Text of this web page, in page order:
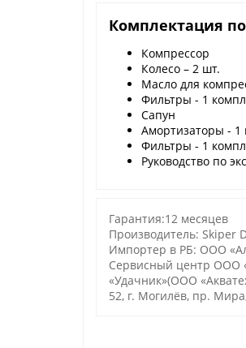
Комплектация
Компрессор
Колесо – 2 шт.
Масло для
Фильтры - 1
Сапун
Амортизаторы - 1
Фильтры - 1
Руководство по
Гарантия:12 месяцев
Производитель: Skiper
Импортер в РБ: ООО
Сервисный центр ООО
«Удачник»(ООО
52, г. Могилёв, пр.